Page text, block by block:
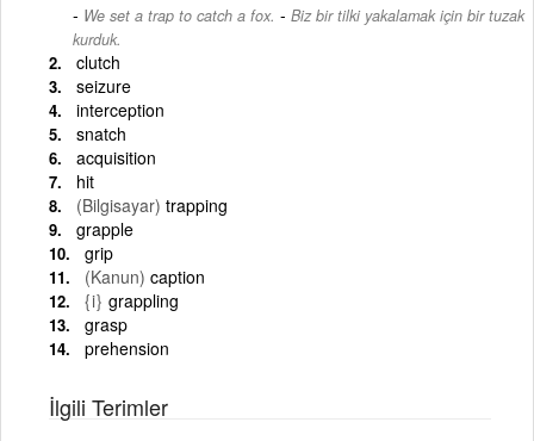
We set a trap to catch a fox. - Biz bir tilki yakalamak için bir tuzak
kurduk.
clutch
seizure
interception
snatch
acquisition
hit
(Bilgisayar) trapping
grapple
grip
(Kanun) caption
{i} grappling
grasp
prehension
İlgili Terimler